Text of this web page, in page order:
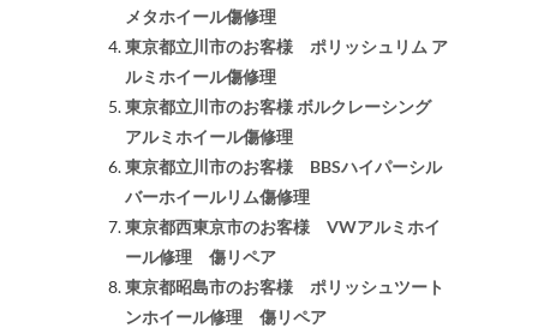
メタホイール傷修理
東京都立川市のお客様 ポリッシュリム ア
ルミホイール傷修理
東京都立川市のお客様 ボルクレーシング
アルミホイール傷修理
東京都立川市のお客様 BBSハイパーシル
バーホイールリム傷修理
東京都西東京市のお客様 VWアルミホイ
ール修理 傷リペア
東京都昭島市のお客様 ポリッシュツート
ンホイール修理 傷リペア